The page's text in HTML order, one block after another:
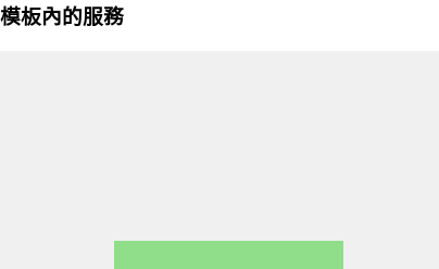
模板內的服務